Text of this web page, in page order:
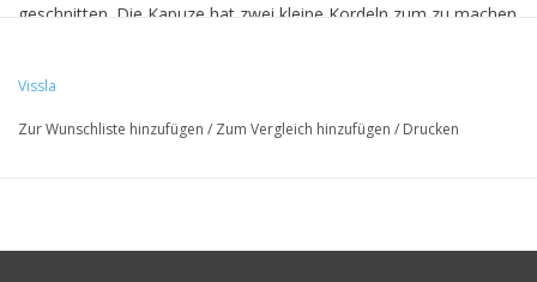
geschnitten. Die Kapuze hat zwei kleine Kordeln zum zu machen
• 100% Baumwolle
Vissla
Zur Wunschliste hinzufügen / Zum Vergleich hinzufügen / Drucken